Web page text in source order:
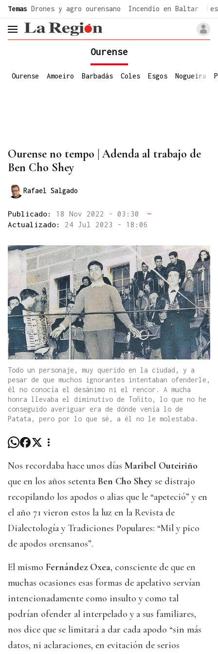
Temas Drones y agro ourensano Incendio en Baltar
header.menu.open
Ourense
Ourense Amoeiro Barbadás Coles Esgos Nogueira
Ourense no tempo | Adenda al trabajo de
Ben Cho Shey
Rafael Salgado
Publicado: 18 Nov 2022 - 03:30
—
Actualizado: 24 Jul 2023 - 18:06
Todo un personaje, muy querido en la ciudad, y a
pesar de que muchos ignorantes intentaban ofenderle,
él no conocía el desánimo ni el rencor. A mucha
honra llevaba el diminutivo de Toñito, lo que no he
conseguido averiguar era de dónde venía lo de
Patata, pero por lo que sé, a él no le molestaba.
Nos recordaba hace unos días Maribel Outeiriño
que en los años setenta Ben Cho Shey se distrajo
recopilando los apodos o alias que le “apeteció” y en
el año 71 vieron estos la luz en la Revista de
Dialectología y Tradiciones Populares: “Mil y pico
de apodos orensanos”.
El mismo Fernández Oxea, consciente de que en
muchas ocasiones esas formas de apelativo servían
intencionadamente como insulto y como tal
podrían ofender al interpelado y a sus familiares,
nos dice que se limitará a dar cada apodo “sin más
datos, ni aclaraciones, en evitación de serios